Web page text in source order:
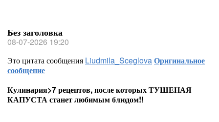
Без заголовка
08-07-2026 19:20
Это цитата сообщения Liudmila_SceglovaОригинальное
сообщение
Кулинария>7 рецептов, после которых ТУШЕНАЯ
КАПУСТА станет любимым блюдом!!